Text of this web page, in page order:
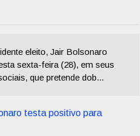
eleito, Jair Bolsonaro
sexta-feira (28), em seus
que pretende dob...
testa positivo para